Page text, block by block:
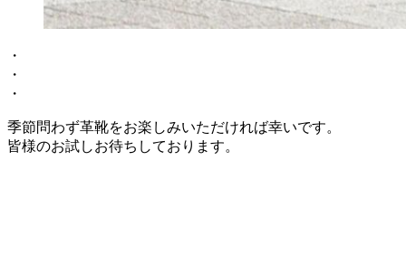
・
・
・
季節問わず革靴をお楽しみいただければ幸いです。
皆様のお試しお待ちしております。